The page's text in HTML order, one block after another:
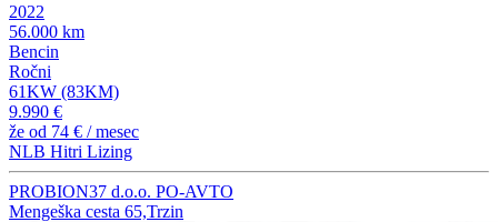
2022
56.000 km
Bencin
Ročni
61KW (83KM)
9.990 €
že od 74 € / mesec
NLB Hitri Lizing
PROBION37 d.o.o. PO-AVTO
Mengeška cesta 65,Trzin